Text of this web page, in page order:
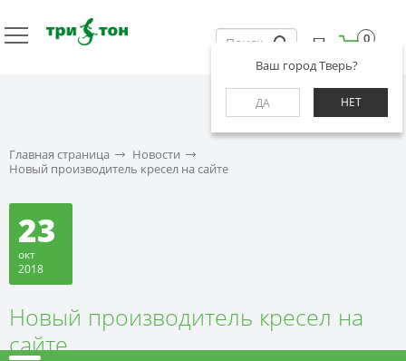
Ваш город Тверь?
ДА НЕТ
0
Главная страница
Новости
Новый производитель кресел на сайте
23
окт
2018
Новый производитель кресел на
сайте